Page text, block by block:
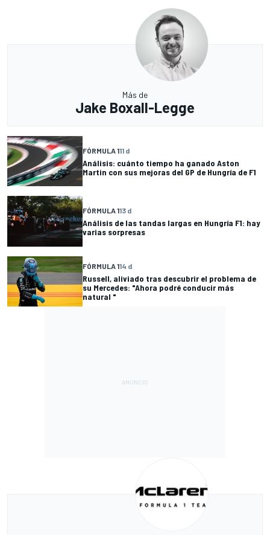
Más de
Jake Boxall-Legge
FÓRMULA 111 d
Análisis: cuánto tiempo ha ganado Aston
Martin con sus mejoras del GP de Hungría de F1
FÓRMULA 113 d
Análisis de las tandas largas en Hungría F1: hay
varias sorpresas
FÓRMULA 114 d
Russell, aliviado tras descubrir el problema de
su Mercedes: "Ahora podré conducir más
natural "